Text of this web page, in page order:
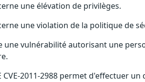
une élévation de privilèges.
une violation de la politique
une vulnérabilité autorisant une
CVE-2011-2988 permet d'effectuer